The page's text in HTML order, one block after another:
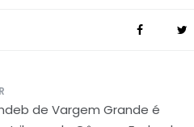
de Vargem Grande é